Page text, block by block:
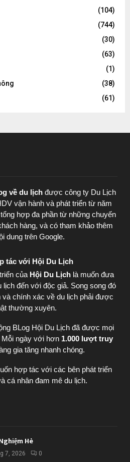
(104)
(744)
(30)
(63)
(1)
(38)
(61)
về du lịchđược công ty Du Lịch
vận hành và phát triển từ năm
hợp đa phần từ những chuyến
hàng, và có tham khảo thêm
dung trên Google.
tác với Hội Du Lịch
của Hội Du Lịch là muốn đưa
lịch đến với độc giả. Song song đó
và chính xác về du lịch phải được
thường xuyên.
BLog Hội Du Lịch đã được mọi
Mỗi ngày với hơn 1.000 lượt truy
gia tăng nhanh chóng.
hợp tác với các bên phát triển
cá nhân đam mê du lịch.
Hè
7, 2026 0